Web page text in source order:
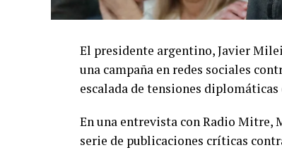
El presidente argentino, Javier
una campaña en redes sociales
escalada de tensiones diplomáticas
En una entrevista con Radio Mitre,
serie de publicaciones críticas